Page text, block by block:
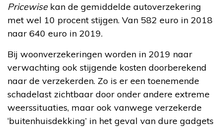
Pricewisekan de gemiddelde autoverzekering
met wel 10 procent stijgen. Van 582 euro in 2018
naar 640 euro in 2019.
Bij woonverzekeringen worden in 2019 naar
verwachting ook stijgende kosten doorberekend
naar de verzekerden. Zo is er een toenemende
schadelast zichtbaar door onder andere extreme
weerssituaties, maar ook vanwege verzekerde
‘buitenhuisdekking’ in het geval van dure gadgets